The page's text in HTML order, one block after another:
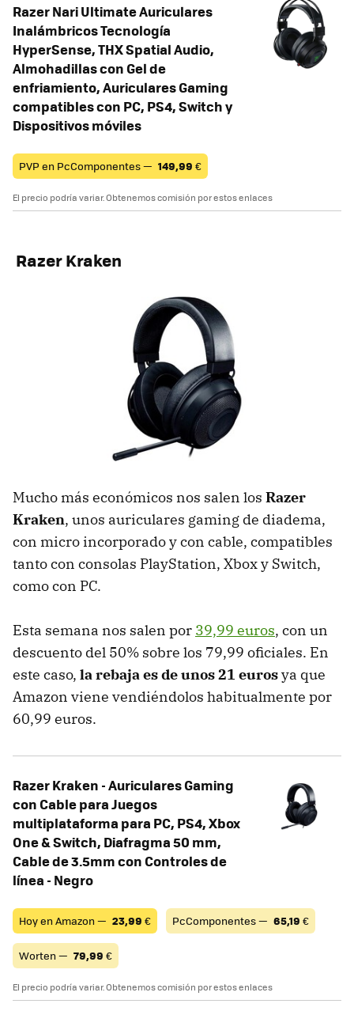
Razer Nari Ultimate Auriculares
Inalámbricos Tecnología
HyperSense, THX Spatial Audio,
Almohadillas con Gel de
enfriamiento, Auriculares Gaming
compatibles con PC, PS4, Switch y
Dispositivos móviles
PVP en PcComponentes — 149,99 €
El precio podría variar. Obtenemos comisión por estos enlaces
Razer Kraken
Mucho más económicos nos salen los Razer
Kraken, unos auriculares gaming de diadema,
con micro incorporado y con cable, compatibles
tanto con consolas PlayStation, Xbox y Switch,
como con PC.
Esta semana nos salen por 39,99 euros, con un
descuento del 50% sobre los 79,99 oficiales. En
este caso, la rebaja es de unos 21 eurosya que
Amazon viene vendiéndolos habitualmente por
60,99 euros.
Razer Kraken - Auriculares Gaming
con Cable para Juegos
multiplataforma para PC, PS4, Xbox
One & Switch, Diafragma 50 mm,
Cable de 3.5mm con Controles de
línea - Negro
Hoy en Amazon — 23,99 € PcComponentes — 65,19 €
Worten — 79,99 €
El precio podría variar. Obtenemos comisión por estos enlaces